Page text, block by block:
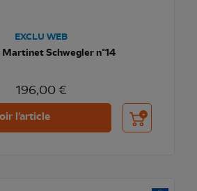
EXCLU WEB
Schwegler n°14
196,00 €
l'article Ajouter au